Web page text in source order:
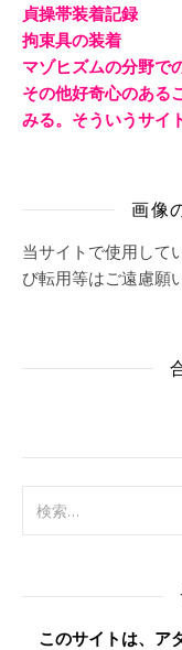
貞操帯装着記録
拘束具の装着
マゾヒズムの分野で
その他好奇心のある
みる。そういうサイ
画像
当サイトで使用して
び転用等はご遠慮願
このサイトは、ア